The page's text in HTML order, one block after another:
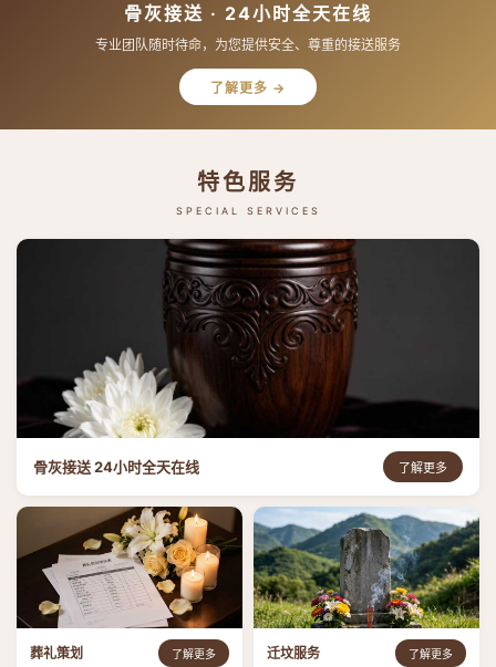
骨灰接送 · 24小时全天在线
专业团队随时待命，为您提供安全、尊重的接送服务
了解更多 →
特色服务
SPECIAL SERVICES
骨灰接送 24小时全天在线 了解更多
葬礼策划 了解更多 迁坟服务 了解更多